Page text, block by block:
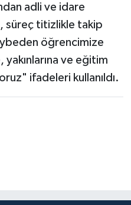
adli ve idare
süreç titizlikle takip
öğrencimize
ve eğitim
ifadeleri kullanıldı.